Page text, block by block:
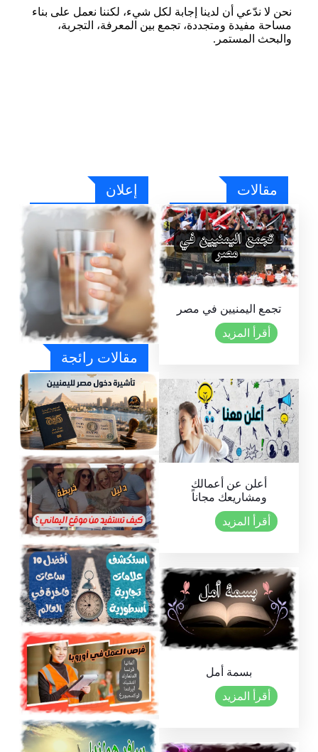
نحن لا ندّعي أن لدينا إجابة لكل شيء، لكننا نعمل على بناء
مساحة مفيدة ومتجددة، تجمع بين المعرفة، التجربة،
والبحث المستمر.
مقالات
تجمع اليمنيين في مصر
أقرأ المزيد
أعلن عن أعمالك
ومشاريعك مجاناً
أقرأ المزيد
بسمة أمل
أقرأ المزيد
إعلان
مقالات رائجة
تأشيرة دخول مصر لليمنيين 2026: الشروط
الجديدة، الإجراءات، ونصائح مهمة قبل
السفر
مجموعة موقع اليماني شبكة خدمات متكاملة
للحياة والعمل والسفر 2026 Elymany
group
استكشف علامات تجارية أسطورية أفضل 10
ساعات فاخرة في العالم